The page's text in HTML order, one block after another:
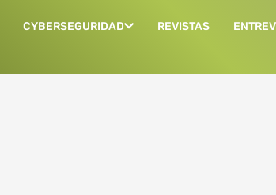
CYBERSEGURIDAD REVISTAS